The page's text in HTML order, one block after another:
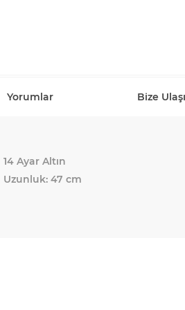
Yorumlar Bize
14 Ayar Altın
Uzunluk: 47 cm